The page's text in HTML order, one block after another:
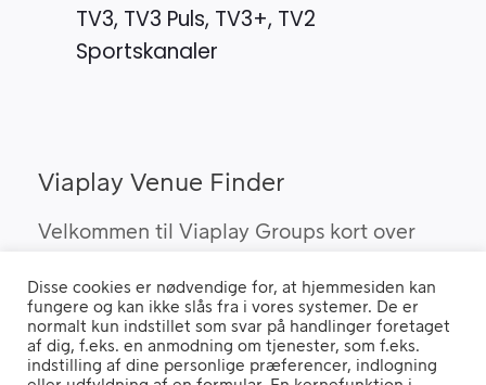
TV3, TV3 Puls, TV3+, TV2
Sportskanaler
Viaplay Venue Finder
Velkommen til Viaplay Groups kort over
finde barer, pubber og hoteller, som kan
vise Viaplay’s sportsrettigheder i Danmark.
Disse cookies er nødvendige for, at hjemmesiden kan
fungere og kan ikke slås fra i vores systemer. De er
normalt kun indstillet som svar på handlinger foretaget
af dig, f.eks. en anmodning om tjenester, som f.eks.
indstilling af dine personlige præferencer, indlogning